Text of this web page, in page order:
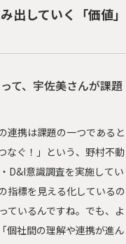
出していく「価値」
て、宇佐美さんが課題
連携は課題の一つであると
なぐ！」という、野村不動
D&I意識調査を実施してい
指標を見える化しているの
ているんですね。でも、よ
個社間の理解や連携が進ん